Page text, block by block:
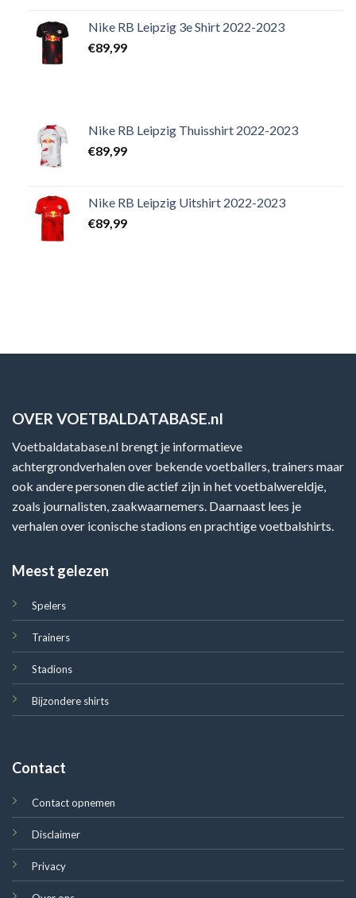
Nike RB Leipzig 3e Shirt 2022-2023
€89,99
Nike RB Leipzig Thuisshirt 2022-2023
€89,99
Nike RB Leipzig Uitshirt 2022-2023
€89,99
OVER VOETBALDATABASE.nl
Voetbaldatabase.nl brengt je informatieve
achtergrondverhalen over bekende voetballers, trainers maar
ook andere personen die actief zijn in het voetbalwereldje,
zoals journalisten, zaakwaarnemers. Daarnaast lees je
verhalen over iconische stadions en prachtige voetbalshirts.
Meest gelezen
Spelers
Trainers
Stadions
Bijzondere shirts
Contact
Contact opnemen
Disclaimer
Privacy